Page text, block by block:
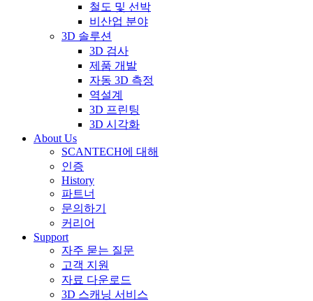
철도 및 선박
비산업 분야
3D 솔루션
3D 검사
제품 개발
자동 3D 측정
역설계
3D 프린팅
3D 시각화
About Us
SCANTECH에 대해
인증
History
파트너
문의하기
커리어
Support
자주 묻는 질문
고객 지원
자료 다운로드
3D 스캐닝 서비스